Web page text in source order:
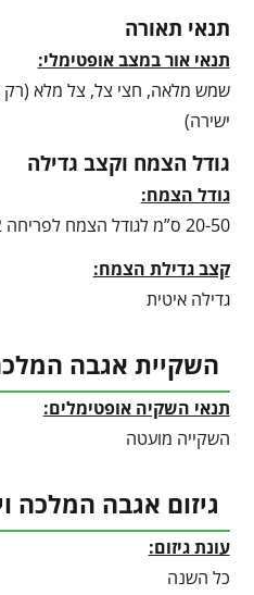
תנאי תאורה
תנאי אור במצב אופטימלי:
שמש מלאה, חצי צל, צל מלא (רק
ישירה)
גודל הצמח וקצב גדילה
גודל הצמח:
20-50 ס”מ לגודל הצמח לפריחה 1.5-2 מטר
קצב גדילת הצמח:
גדילה איטית
השקיית אגבה
תנאי השקיה אופטימלים:
השקייה מועטה
גיזום אגבה המלכה
עונת גיזום:
כל השנה